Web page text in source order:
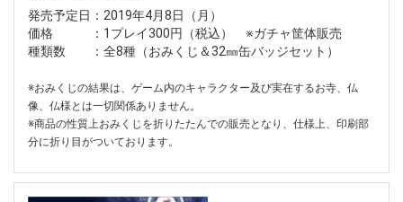
発売予定日：2019年4月8日（月）
価格 ：1プレイ300円（税込） ※ガチャ筐体販売
種類数 ：全8種（おみくじ＆32㎜缶バッジセット）
※おみくじの結果は、ゲーム内のキャラクター及び実在するお寺、仏
像、仏様とは一切関係ありません。
※商品の性質上おみくじを折りたたんでの販売となり、仕様上、印刷部
分に折り目がついております。